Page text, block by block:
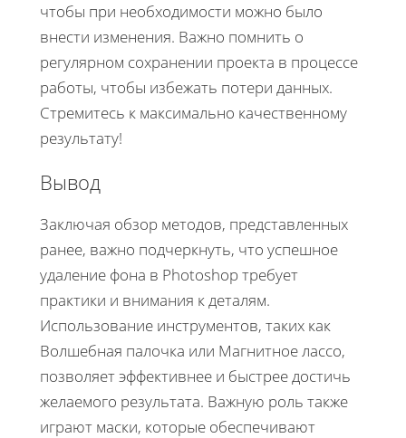
чтобы при необходимости можно было
внести изменения. Важно помнить о
регулярном сохранении проекта в процессе
работы, чтобы избежать потери данных.
Стремитесь к максимально качественному
результату!
Вывод
Заключая обзор методов, представленных
ранее, важно подчеркнуть, что успешное
удаление фона в Photoshop требует
практики и внимания к деталям.
Использование инструментов, таких как
Волшебная палочка или Магнитное лассо,
позволяет эффективнее и быстрее достичь
желаемого результата. Важную роль также
играют маски, которые обеспечивают